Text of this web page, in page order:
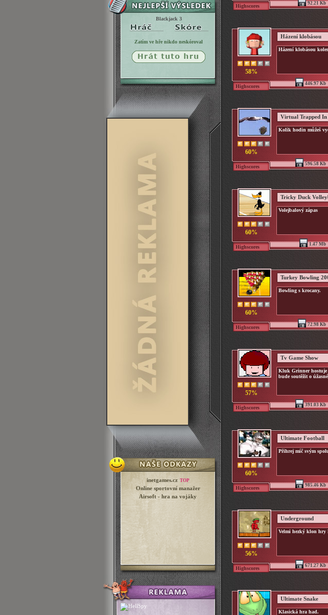
Blackjack 3
Zatím ve hře nikdo neskóroval
inetgames.cz TOP
Online sportovní manažer
Airsoft - hra na vojáky
Highscores 92.21 Kb
58%
Házení klobásou
Házení klobásou
Highscores 446.97 Kb
60%
Virtual Trapped In
Kolik hodin můžeš
Highscores 596.58 Kb
60%
Tricky Duck
Volejbalový zápas
Highscores 1.47 Mb
60%
Turkey Bowling
Bowling s krocany.
Highscores 72.98 Kb
57%
Tv Game Show
Kluk Grinner
bude soutěžit o
Highscores 391.03 Kb
60%
Ultimate Football
Přihrej míč svým
Highscores 985.46 Kb
56%
Underground
Velmi hezký klon hry
Highscores 671.27 Kb
Ultimate Snake
Klasická hra had.